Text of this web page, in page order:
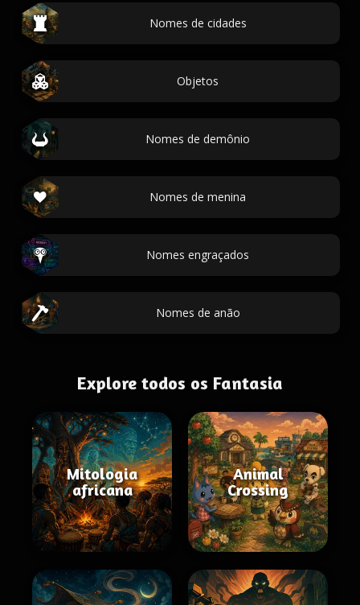
Nomes de cidades
Objetos
Nomes de demônio
Nomes de menina
Nomes engraçados
Nomes de anão
Explore todos os Fantasia
Mitologia
africana
Animal
Crossing